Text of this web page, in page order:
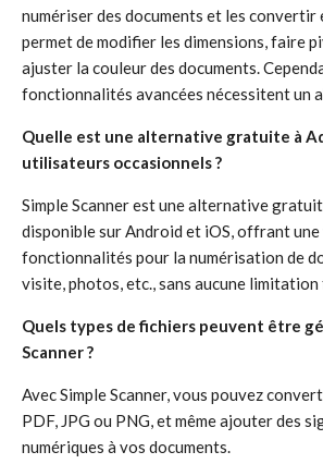
numériser des documents et les convertir
permet de modifier les dimensions, faire
ajuster la couleur des documents.
fonctionnalités avancées nécessitent un
Quelle est une alternative gratuite à
utilisateurs occasionnels ?
Simple Scanner est une alternative
disponible sur Android et iOS, offrant
fonctionnalités pour la numérisation de
visite, photos, etc., sans aucune
Quels types de fichiers peuvent être
Scanner ?
Avec Simple Scanner, vous pouvez
PDF, JPG ou PNG, et même ajouter des
numériques à vos documents.